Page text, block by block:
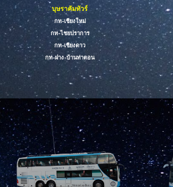
บุษราคัมทัวร์
กท-เชียงใหม่
กท-ไชยปราการ
กท-เชียงดาว
กท-ฝาง-บ้านท่าตอน